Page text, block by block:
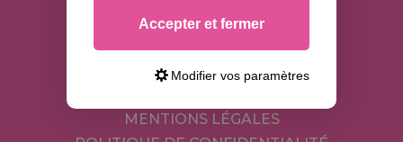
info@maisondespuzzles.fr
MENTIONS LÉGALES
Accepter et fermer
Modifier vos paramètres